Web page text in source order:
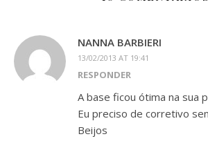
NANNA BARBIERI
13/02/2013 AT 19:41
RESPONDER
A base ficou ótima na sua
Eu preciso de corretivo
Beijos